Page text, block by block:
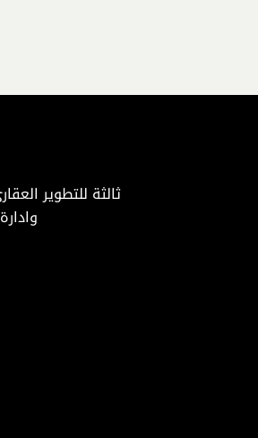
ثالثة للتطوير